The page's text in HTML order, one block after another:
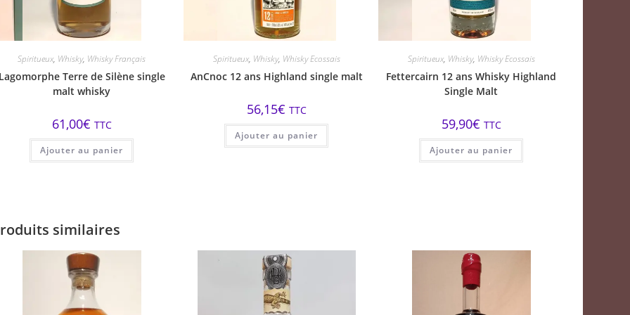
Spiritueux, Whisky, Whisky Français
Terre de Silène single
malt whisky
61,00€ TTC
Ajouter au panier
Spiritueux, Whisky, Whisky Ecossais
AnCnoc 12 ans Highland single malt
56,15€ TTC
Ajouter au panier
Spiritueux, Whisky, Whisky Ecossais
Fettercairn 12 ans Whisky Highland
Single Malt
59,90€ TTC
Ajouter au panier
similaires